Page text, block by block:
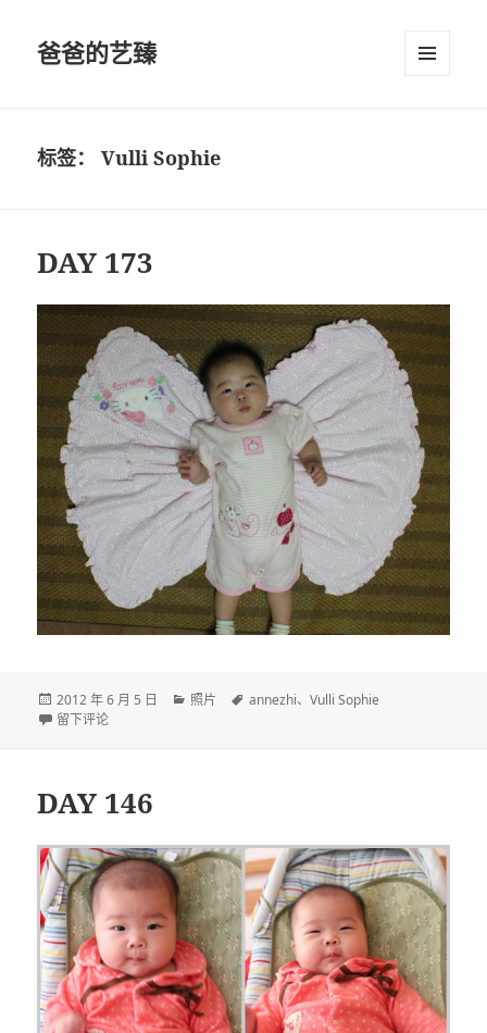
爸爸的艺臻
标签：Vulli Sophie
DAY 173
发
布
2012 年 6 月 5 日
分
照片
标
annezhi、Vulli Sophie
于DAY 173
留下评论
DAY 146